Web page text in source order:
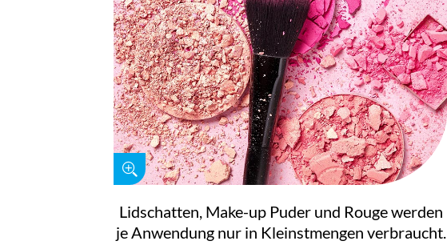
Lidschatten, Make-up Puder und Rouge werden
je Anwendung nur in Kleinstmengen verbraucht.